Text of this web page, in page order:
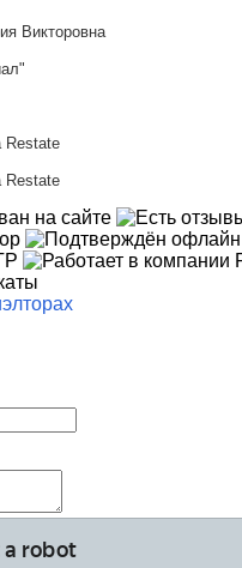
Викторовна
Restate
Restate